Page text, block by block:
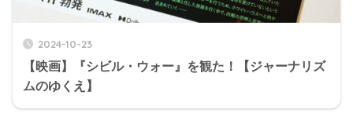
2024-10-23
【映画】『シビル・ウォー』を観た！【ジャーナリズ
ムのゆくえ】